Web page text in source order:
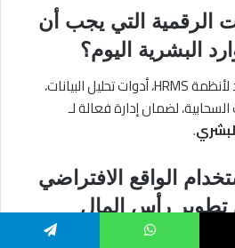
الرقمية التي يجب أن
البشرية اليوم؟
يجب أن يكون لديهم فهم جيد لأنظمة HRMS، أدوات تحليل البيانات،
لضمان إدارة فعالة لـ
.
الواقع الافتراضي
تطوير رأس المال